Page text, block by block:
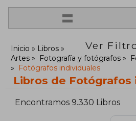
=
Ver
Inicio
Libros
Artes
Fotografía y fotógrafos
Fotógrafos individuales
Libros de Fotógrafos
Encontramos 9.330 Libros